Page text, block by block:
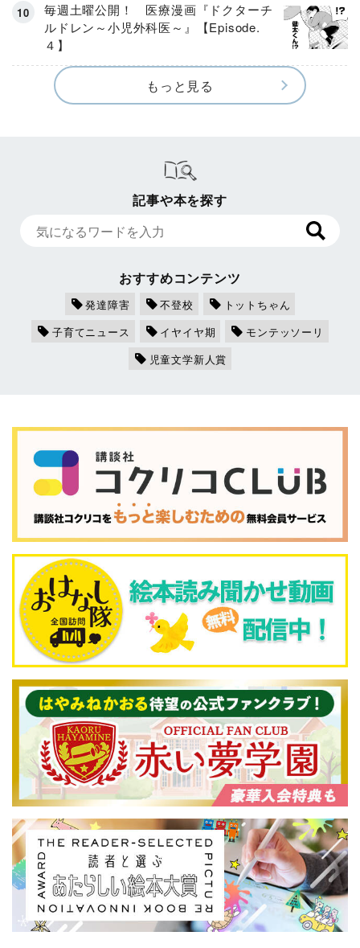
毎週土曜公開！ 医療漫画『ドクターチ
ルドレン～小児外科医～』【Episode.
４】
もっと見る
記事や本を探す
おすすめコンテンツ
発達障害 不登校
トットちゃん
子育てニュース
イヤイヤ期
モンテッソーリ
児童文学新人賞